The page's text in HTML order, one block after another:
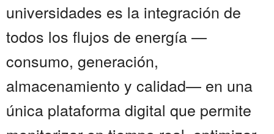
universidades es la integración de
todos los flujos de energía —
consumo, generación,
almacenamiento y calidad— en una
única plataforma digital que permite